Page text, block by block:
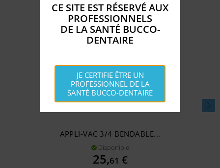
APPLI-VAC 3/4 BENDABLE...
 Disponible
Prix
25,61 €
CE SITE EST RÉSERVÉ AUX
PROFESSIONNELS
DE LA SANTÉ BUCCO-
DENTAIRE
JE CERTIFIE ÊTRE UN
PROFESSIONNEL DE LA
SANTÉ BUCCO-DENTAIRE